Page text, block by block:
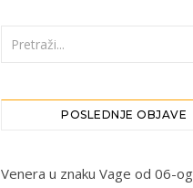
POSLEDNJE OBJAVE
Venera u znaku Vage od 06-